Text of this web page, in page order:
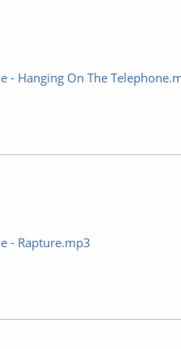
- Hanging On The
- Rapture.mp3